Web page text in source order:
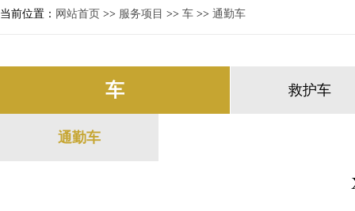
当前位置： 网站首页 >> 服务项目 >> 车 >> 通勤车
车 救护车
通勤车